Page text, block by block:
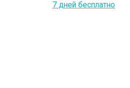
7 дней бесплатно